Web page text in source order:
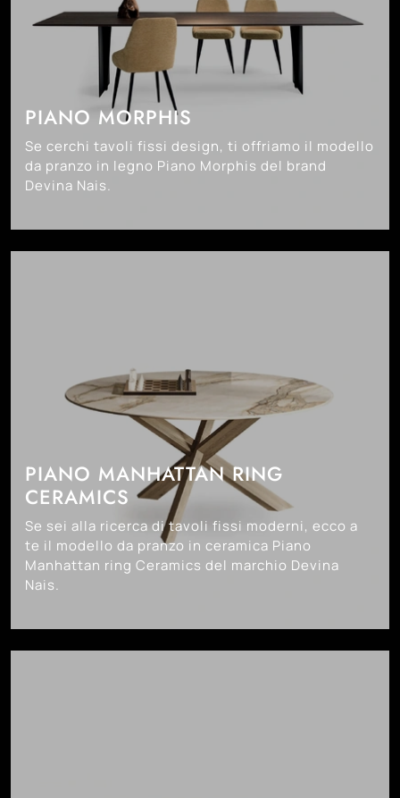
PIANO MORPHIS
Se cerchi tavoli fissi design, ti offriamo il modello
da pranzo in legno Piano Morphis del brand
Devina Nais.
PIANO MANHATTAN RING
CERAMICS
Se sei alla ricerca di tavoli fissi moderni, ecco a
te il modello da pranzo in ceramica Piano
Manhattan ring Ceramics del marchio Devina
Nais.